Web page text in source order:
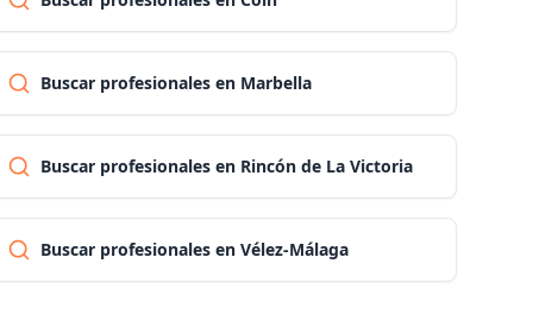
Las palmas
Pontevedra
Salamanca
Santa cruz de tenerife
Buscar profesionales en Marbella
Buscar profesionales en Rincón de La Victoria
Buscar profesionales en Vélez-Málaga